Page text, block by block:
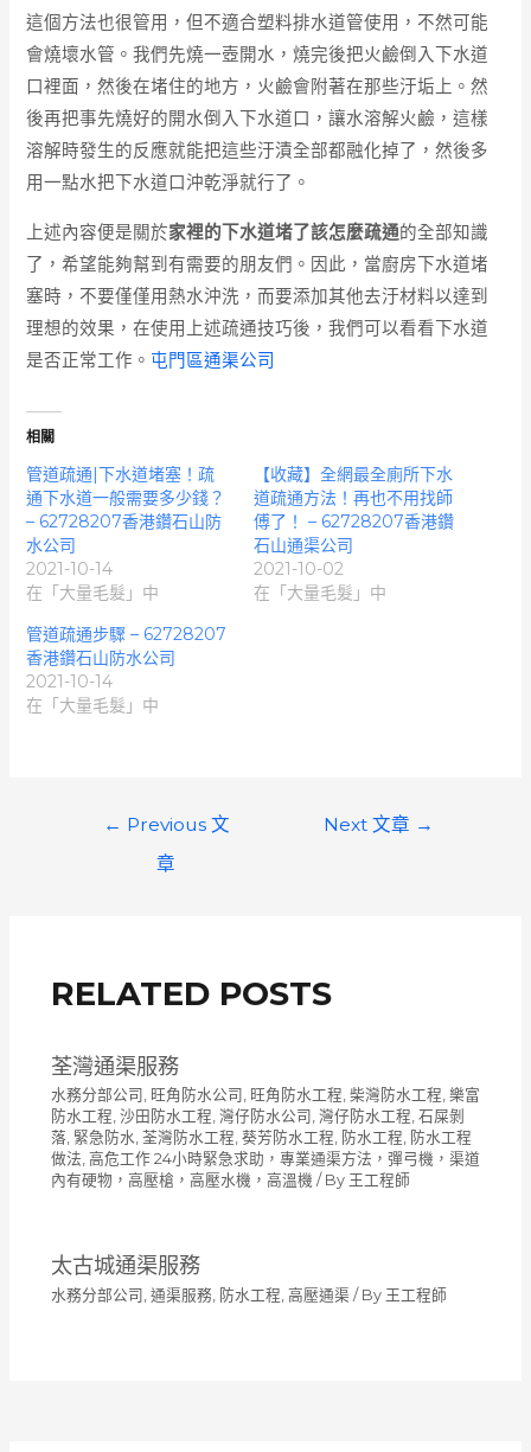
這個方法也很管用，但不適合塑料排水道管使用，不然可能
會燒壞水管。我們先燒一壺開水，燒完後把火鹼倒入下水道
口裡面，然後在堵住的地方，火鹼會附著在那些汙垢上。然
後再把事先燒好的開水倒入下水道口，讓水溶解火鹼，這樣
溶解時發生的反應就能把這些汙漬全部都融化掉了，然後多
用一點水把下水道口沖乾淨就行了。
上述內容便是關於家裡的下水道堵了該怎麼疏通的全部知識
了，希望能夠幫到有需要的朋友們。因此，當廚房下水道堵
塞時，不要僅僅用熱水沖洗，而要添加其他去汙材料以達到
理想的效果，在使用上述疏通技巧後，我們可以看看下水道
是否正常工作。 屯門區通渠公司
相關
管道疏通|下水道堵塞！疏
通下水道一般需要多少錢？
– 62728207香港鑽石山防
水公司
2021-10-14
在「大量毛髮」中
【收藏】全網最全廁所下水
道疏通方法！再也不用找師
傅了！ – 62728207香港鑽
石山通渠公司
2021-10-02
在「大量毛髮」中
管道疏通步驟 – 62728207
香港鑽石山防水公司
2021-10-14
在「大量毛髮」中
← Previous 文
章
Next 文章 →
RELATED POSTS
荃灣通渠服務
水務分部公司 , 旺角防水公司 , 旺角防水工程, 柴灣防水工程, 樂富
防水工程, 沙田防水工程, 灣仔防水公司 , 灣仔防水工程, 石屎剝
落, 緊急防水, 荃灣防水工程, 葵芳防水工程, 防水工程, 防水工程
做法, 高危工作 24小時緊急求助，專業通渠方法，彈弓機，渠道
內有硬物，高壓槍，高壓水機，高溫機 / By 王工程師
太古城通渠服務
水務分部公司 通渠服務 防水工程 高壓通渠 / By 王工程師